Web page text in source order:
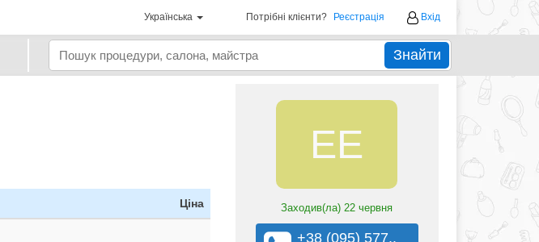
Українська Потрібні клієнти? Реєстрація Вхід
Знайти
Ціна
EЕ
Заходив(ла)22 червня
+38 (095) 577..